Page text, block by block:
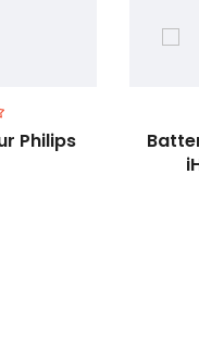
Philips